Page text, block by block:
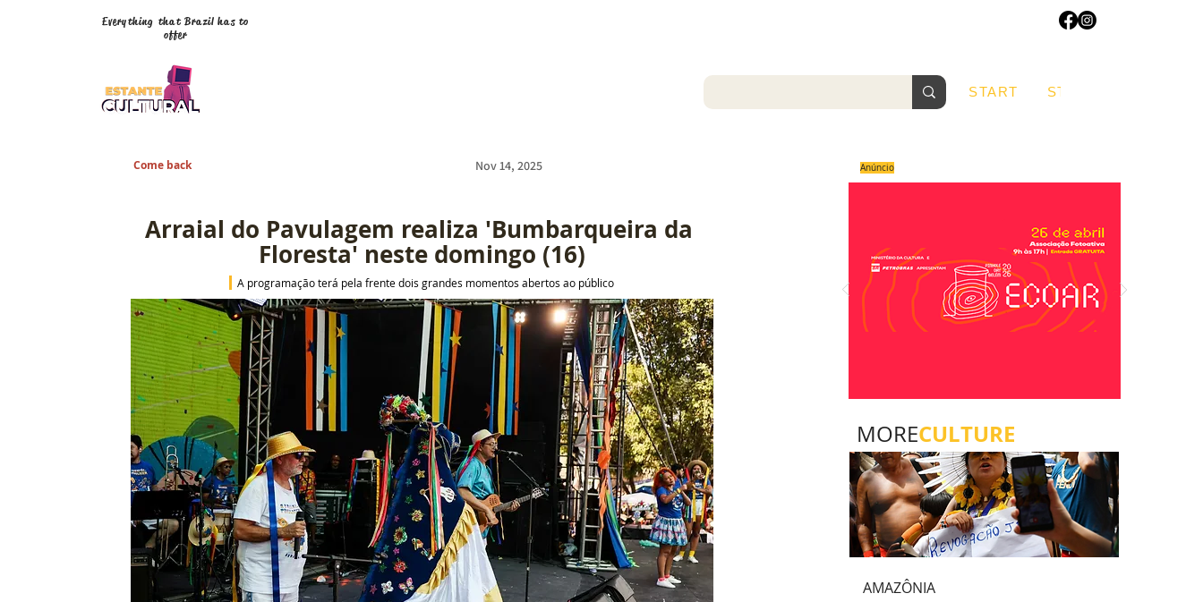
Everything that Brazil has to
offer
START START
Come back Nov 14, 2025
Arraial do Pavulagem realiza 'Bumbarqueira da
Floresta' neste domingo (16)
A programação terá pela frente dois grandes momentos abertos ao público
Anúncio
MORECULTURE
AMAZÔNIA